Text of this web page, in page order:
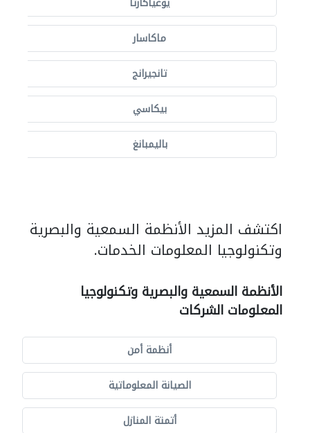
ماكاسار
تانجيرانج
بيكاسي
باليمبانغ
اكتشف المزيد الأنظمة السمعية والبصرية
وتكنولوجيا المعلومات الخدمات.
الأنظمة السمعية والبصرية وتكنولوجيا
المعلومات الشركات
أنظمة أمن
الصيانة المعلوماتية
أتمتة المنازل